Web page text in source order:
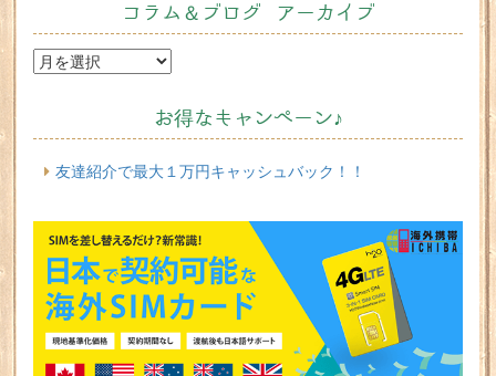
コラム＆ブログ アーカイブ
お得なキャンペーン♪
友達紹介で最大１万円キャッシュバック！！